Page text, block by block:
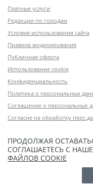
Платные услуги
Редакции по городам
Условия использования сайта
Правила модерирования
Публичная оферта
Использование cookie
Конфиденциальность
Политика о персональных
Соглашение о персональных
Согласие на обработку
ПРОДОЛЖАЯ
СОГЛАШАЕТЕСЬ С
ФАЙЛОВ COOKIE